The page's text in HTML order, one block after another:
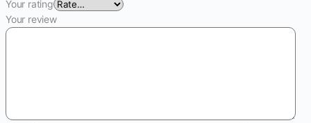
Your rating
Your review